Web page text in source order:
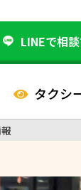
LINEで相
タクシ